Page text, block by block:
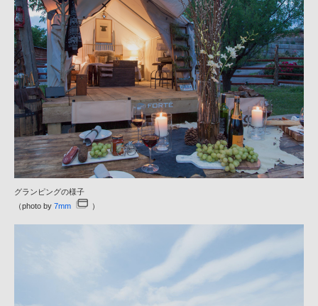
グランピングの様子
（photo by 7mm ）